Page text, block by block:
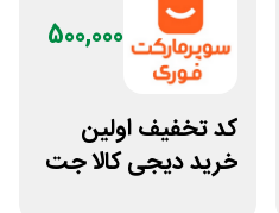
500,000
کد تخفیف اولین
خرید دیجی کالا جت